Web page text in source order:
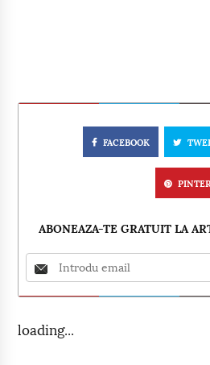
FACEBOOK
ABONEAZA-TE GRATUIT LA
loading...